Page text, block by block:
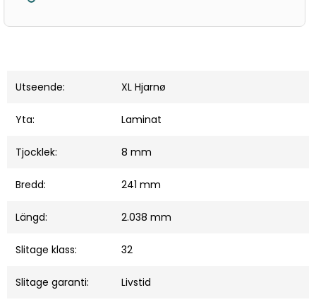
Utseende: XL Hjarnø
Yta: Laminat
Tjocklek: 8 mm
Bredd: 241 mm
Längd: 2.038 mm
Slitage klass: 32
Slitage garanti: Livstid